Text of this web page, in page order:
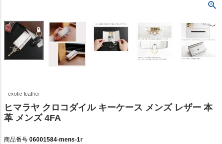
exotic leather
ヒマラヤ クロコダイル キーケース メンズ レザー 本
革 メンズ 4FA
商品番号 06001584-mens-1r